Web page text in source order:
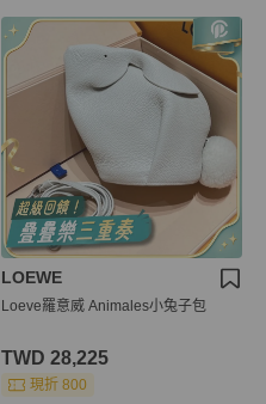
LOEWE
Loeve羅意威 Animales小兔子包
TWD 28,225
現折 800